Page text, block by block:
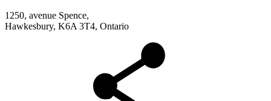
1250, avenue Spence,
Hawkesbury, K6A 3T4, Ontario